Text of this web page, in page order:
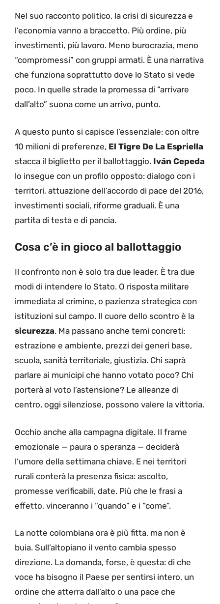
Nel suo racconto politico, la crisi di sicurezza e
l’economia vanno a braccetto. Più ordine, più
investimenti, più lavoro. Meno burocrazia, meno
“compromessi” con gruppi armati. È una narrativa
che funziona soprattutto dove lo Stato si vede
poco. In quelle strade la promessa di “arrivare
dall’alto” suona come un arrivo, punto.
A questo punto si capisce l’essenziale: con oltre
10 milioni di preferenze, El Tigre De La Espriella
stacca il biglietto per il ballottaggio. Iván Cepeda
lo insegue con un profilo opposto: dialogo con i
territori, attuazione dell’accordo di pace del 2016,
investimenti sociali, riforme graduali. È una
partita di testa e di pancia.
Cosa c’è in gioco al ballottaggio
Il confronto non è solo tra due leader. È tra due
modi di intendere lo Stato. O risposta militare
immediata al crimine, o pazienza strategica con
istituzioni sul campo. Il cuore dello scontro è la
sicurezza. Ma passano anche temi concreti:
estrazione e ambiente, prezzi dei generi base,
scuola, sanità territoriale, giustizia. Chi saprà
parlare ai municipi che hanno votato poco? Chi
porterà al voto l’astensione? Le alleanze di
centro, oggi silenziose, possono valere la vittoria.
Occhio anche alla campagna digitale. Il frame
emozionale — paura o speranza — deciderà
l’umore della settimana chiave. E nei territori
rurali conterà la presenza fisica: ascolto,
promesse verificabili, date. Più che le frasi a
effetto, vinceranno i “quando” e i “come”.
La notte colombiana ora è più fitta, ma non è
buia. Sull’altopiano il vento cambia spesso
direzione. La domanda, forse, è questa: di che
voce ha bisogno il Paese per sentirsi intero, un
ordine che atterra dall’alto o una pace che